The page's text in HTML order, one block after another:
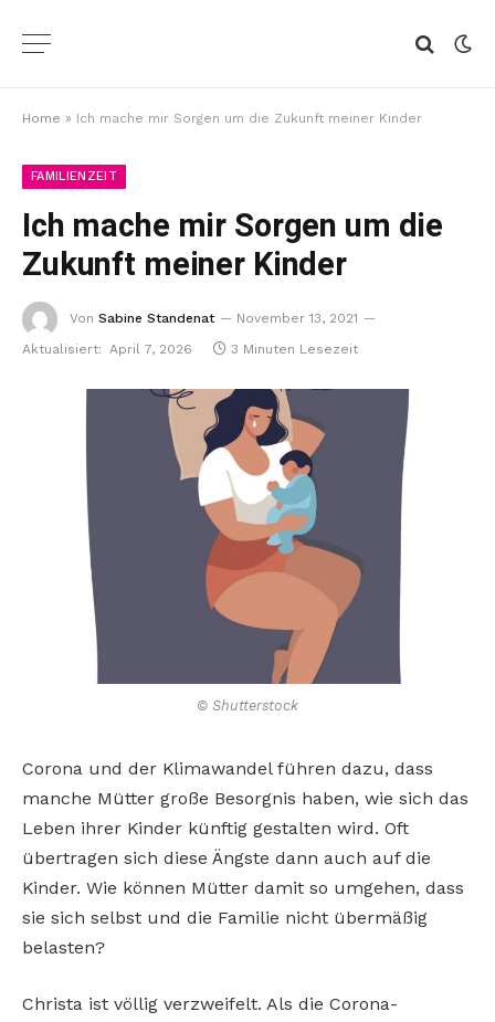
Home » Ich mache mir Sorgen um die Zukunft meiner Kinder
FAMILIENZEIT
Ich mache mir Sorgen um die
Zukunft meiner Kinder
Von Sabine Standenat
November 13, 2021
Aktualisiert: April 7, 2026 3 Minuten Lesezeit
© Shutterstock
Corona und der Klimawandel führen dazu, dass
manche Mütter große Besorgnis haben, wie sich das
Leben ihrer Kinder künftig gestalten wird. Oft
übertragen sich diese Ängste dann auch auf die
Kinder. Wie können Mütter damit so umgehen, dass
sie sich selbst und die Familie nicht übermäßig
belasten?
Christa ist völlig verzweifelt. Als die Corona-